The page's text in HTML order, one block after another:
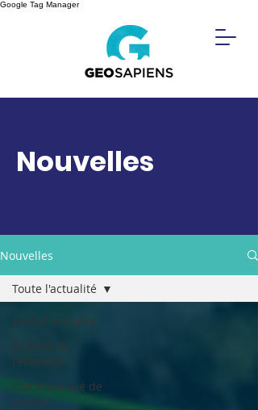
Google Tag Manager
Nouvelles
Nouvelles
Toute l'actualité
Articles et
réflexions
Communiqué de
presse
Toute l'actualité